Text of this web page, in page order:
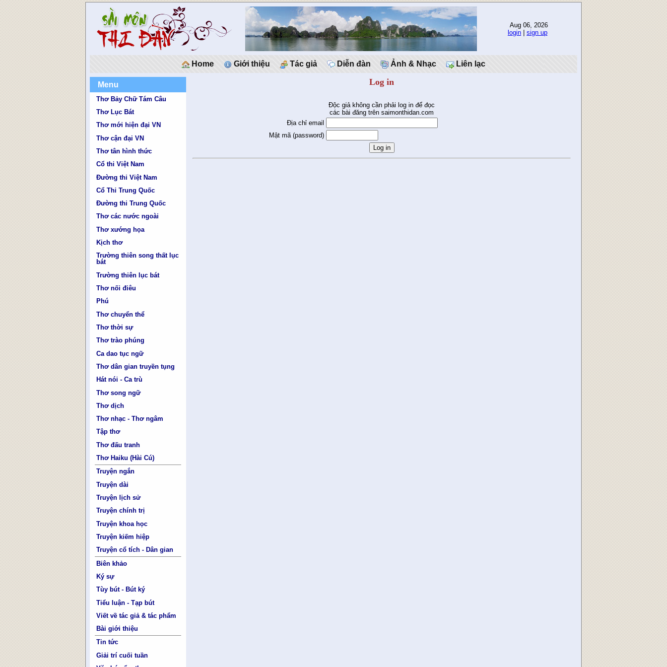
Aug 06, 2026
login
sign up
Home Giới thiệu Tác giả Diễn đàn Ảnh & Nhạc Liên lạc
Menu
Thơ Bảy Chữ Tám Câu
Thơ Lục Bát
Thơ mới hiện đại VN
Thơ cận đại VN
Thơ tân hình thức
Cổ thi Việt Nam
Đường thi Việt Nam
Cổ Thi Trung Quốc
Đường thi Trung Quốc
Thơ các nước ngoài
Thơ xướng họa
Kịch thơ
Trường thiên song thất lục
bát
Trường thiên lục bát
Thơ nối điêu
Phú
Thơ chuyển thể
Thơ thời sự
Thơ trào phúng
Ca dao tục ngữ
Thơ dân gian truyền tụng
Hát nói - Ca trù
Thơ song ngữ
Thơ dịch
Thơ nhạc - Thơ ngâm
Tập thơ
Thơ đấu tranh
Thơ Haiku (Hài Cú)
Truyện ngắn
Truyện dài
Truyện lịch sử
Truyện chính trị
Truyện khoa học
Truyện kiếm hiệp
Truyện cổ tích - Dân gian
Biên khảo
Ký sự
Tùy bút - Bút ký
Tiểu luận - Tạp bút
Viết về tác giả & tác phẩm
Bài giới thiệu
Tin tức
Giải trí cuối tuần
Log in
Độc giả không cần phải log in để đọc
các bài đăng trên saimonthidan.com
Địa chỉ email
Mật mã (password)